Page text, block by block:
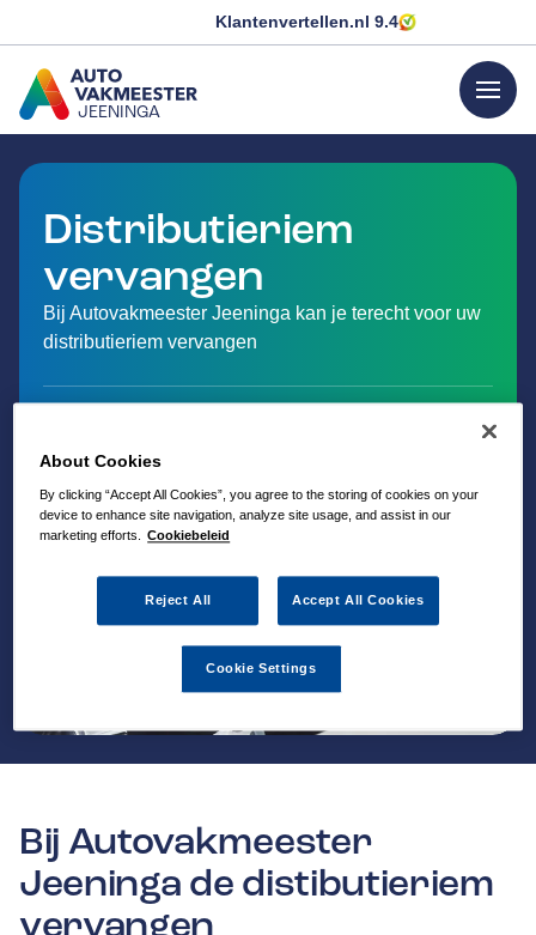
Klantenvertellen.nl 9.4
JEENINGA
GA NAAR DE HOMEPAGINA
menu
Distributieriem
vervangen
Bij Autovakmeester Jeeninga kan je terecht voor uw
distributieriem vervangen
Bij Autovakmeester
Jeeninga de distibutieriem
vervangen
About Cookies
By clicking “Accept All Cookies”, you agree to the storing of cookies on your
device to enhance site navigation, analyze site usage, and assist in our
marketing efforts. Cookiebeleid
Reject All Accept All Cookies
Cookie Settings